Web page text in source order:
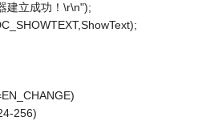
建立成功！\r\n");
256)